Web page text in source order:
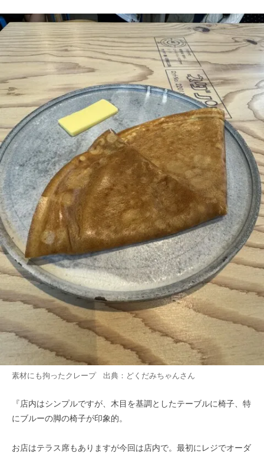
素材にも拘ったクレープ 出典： どくだみちゃんさん
『店内はシンプルですが、木目を基調としたテーブルに椅子、特
にブルーの脚の椅子が印象的。
お店はテラス席もありますが今回は店内で。最初にレジでオーダ